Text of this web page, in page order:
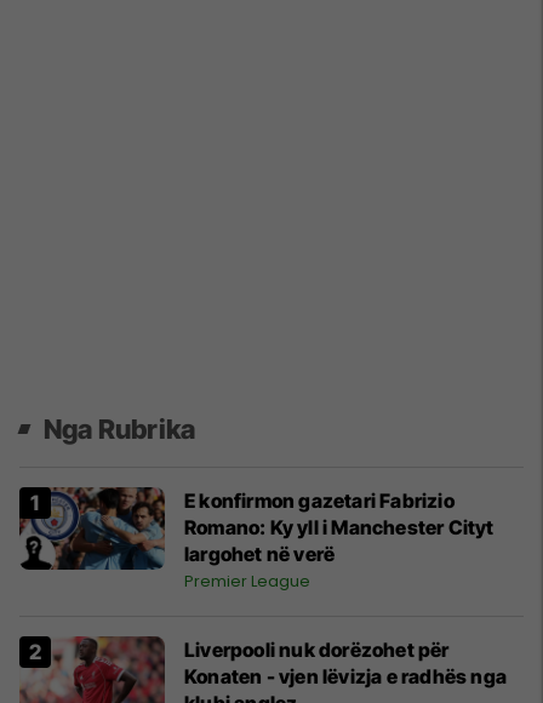
Nga Rubrika
E konfirmon gazetari Fabrizio
Romano: Ky yll i Manchester Cityt
largohet në verë
Premier League
Liverpooli nuk dorëzohet për
Konaten - vjen lëvizja e radhës nga